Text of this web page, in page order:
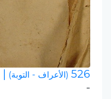
526 (الأعراف - التوبة)
-